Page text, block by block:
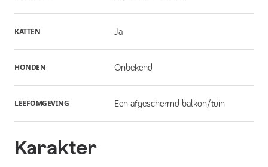
KATTEN Ja
HONDEN Onbekend
LEEFOMGEVING Een afgeschermd balkon/tuin
Karakter